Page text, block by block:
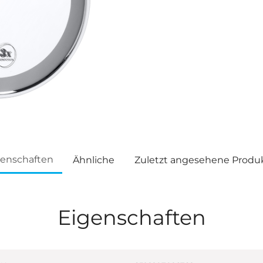
Ähnliche Zuletzt angesehene
Eigenschaften